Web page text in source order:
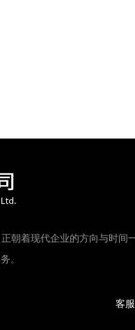
朝着现代企业的方向与时间
。
客